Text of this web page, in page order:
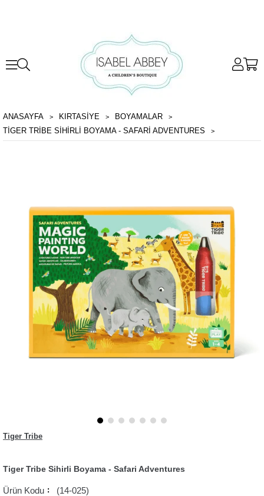
ANASAYFA KIRTASİYE
BOYAMALAR
TIGER TRIBE SIHIRLI BOYAMA - SAFARI ADVENTURES
Tiger Tribe
Tiger Tribe Sihirli Boyama - Safari Adventures
(14-025)